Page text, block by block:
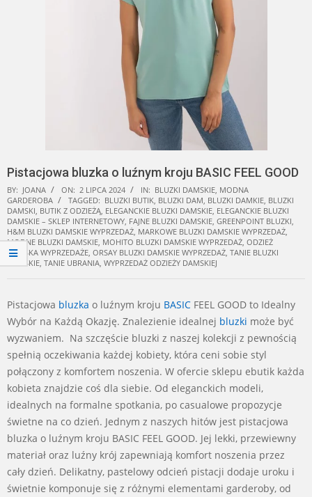
Pistacjowa bluzka o luźnym kroju BASIC FEEL GOOD
BY: JOANA ON: 2 LIPCA 2024 IN: BLUZKI DAMSKIE MODNA
GARDEROBA
TAGGED: BLUZKI BUTIK BLUZKI DAM BLUZKI DAMKIE BLUZKI
DAMSKI BUTIK Z ODZIEŻĄ ELEGANCKIE BLUZKI DAMSKIE ELEGANCKIE BLUZKI
DAMSKIE – SKLEP INTERNETOWY FAJNE BLUZKI DAMSKIE GREENPOINT BLUZKI
H&M BLUZKI DAMSKIE WYPRZEDAŻ MARKOWE BLUZKI DAMSKIE WYPRZEDAŻ
MODNE BLUZKI DAMSKIE MOHITO BLUZKI DAMSKIE WYPRZEDAŻ ODZIEŻ
DAMSKA WYPRZEDAŻE ORSAY BLUZKI DAMSKIE WYPRZEDAŻ TANIE BLUZKI
DAMSKIE TANIE UBRANIA WYPRZEDAŻ ODZIEŻY DAMSKIEJ
Pistacjowa bluzka o luźnym kroju BASIC FEEL GOOD to Idealny
Wybór na Każdą Okazję. Znalezienie idealnej bluzki może być
wyzwaniem. Na szczęście bluzki z naszej kolekcji z pewnością
spełnią oczekiwania każdej kobiety, która ceni sobie styl
połączony z komfortem noszenia. W ofercie sklepu ebutik każda
kobieta znajdzie coś dla siebie. Od eleganckich modeli,
idealnych na formalne spotkania, po casualowe propozycje
świetne na co dzień. Jednym z naszych hitów jest pistacjowa
bluzka o luźnym kroju BASIC FEEL GOOD. Jej lekki, przewiewny
materiał oraz luźny krój zapewniają komfort noszenia przez
cały dzień. Delikatny, pastelowy odcień pistacji dodaje uroku i
świetnie komponuje się z różnymi elementami garderoby, od